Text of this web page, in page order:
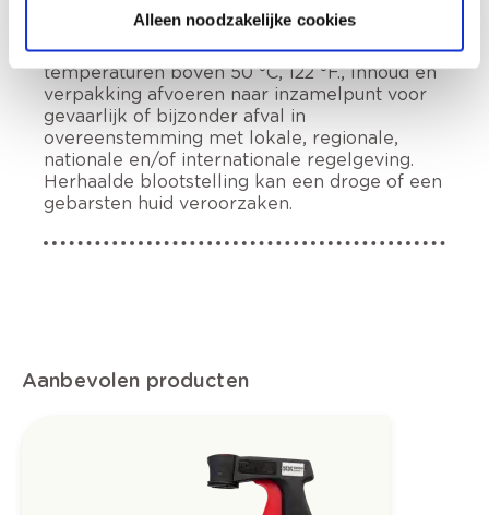
Alleen noodzakelijke cookies
geventileerde ruimte gebruiken., Tegen
zonlicht beschermen. Niet blootstellen aan
temperaturen boven 50 °C, 122 °F., Inhoud en
verpakking afvoeren naar inzamelpunt voor
gevaarlijk of bijzonder afval in
overeenstemming met lokale, regionale,
nationale en/of internationale regelgeving.
Herhaalde blootstelling kan een droge of een
gebarsten huid veroorzaken.
Aanbevolen producten